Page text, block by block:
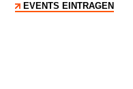
EVENTS EINTRAGEN